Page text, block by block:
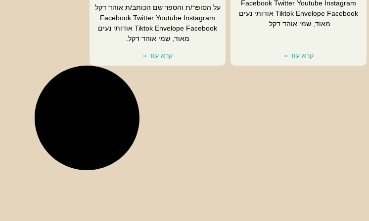
Facebook Twitter Youtube Instagram
Tiktok Envelope Facebook אודותי נעים
מאוד, שמי אוהד דקל.
קרא עוד »
על הסופר/ת והספר שם הכותב/ת אוהד דקל
Facebook Twitter Youtube Instagram
Tiktok Envelope Facebook אודותי נעים
מאוד, שמי אוהד דקל.
קרא עוד »